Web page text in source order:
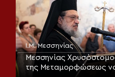
Ι.Μ. Μεσσηνίας
Μεσσηνίας
της Μεταμορφώσεως